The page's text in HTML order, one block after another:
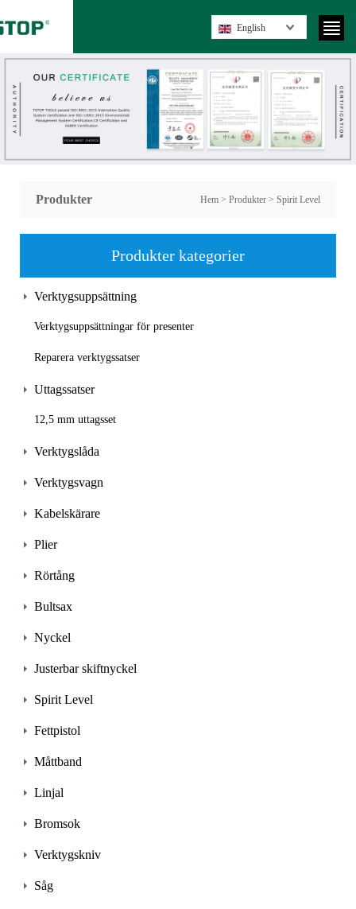
English
Produkter Hem > Produkter > Spirit Level
Produkter kategorier
Verktygsuppsättning
Verktygsuppsättningar för presenter
Reparera verktygssatser
Uttagssatser
12,5 mm uttagsset
Verktygslåda
Verktygsvagn
Kabelskärare
Plier
Rörtång
Bultsax
Nyckel
Justerbar skiftnyckel
Spirit Level
Fettpistol
Måttband
Linjal
Bromsok
Verktygskniv
Såg